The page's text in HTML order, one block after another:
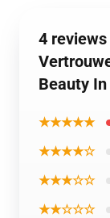
4
Beauty
★★★★★
★★★★☆
★★★☆☆
★★☆☆☆